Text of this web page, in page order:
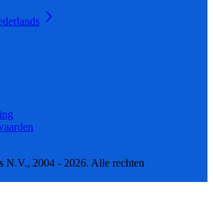
2004 - 2026. Alle rechten